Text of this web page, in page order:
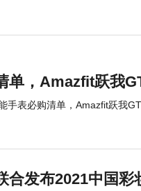
单，Amazfit跃我
手表必购清单，Amazfit跃我
合发布2021中国彩